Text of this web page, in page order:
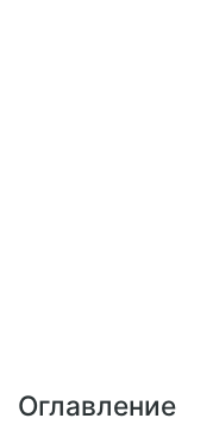
Оглавление